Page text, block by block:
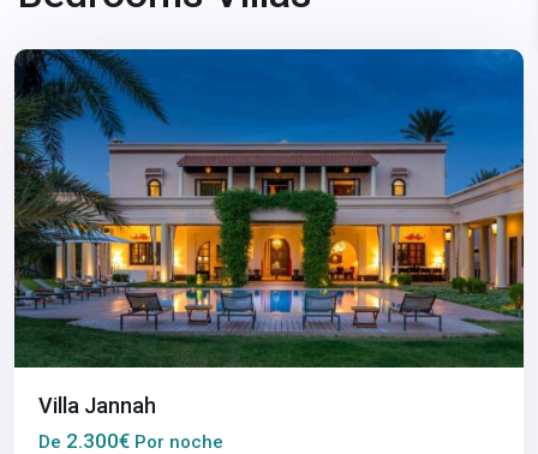
Villa Jannah
De 2.300€ Por noche